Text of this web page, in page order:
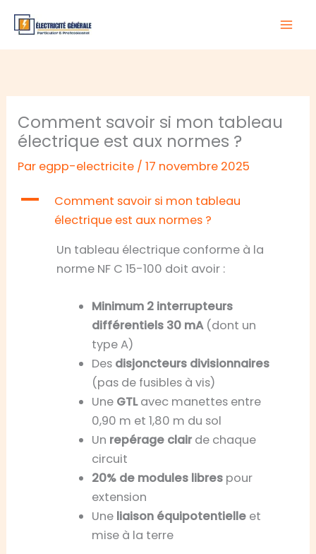
contenu
Comment savoir si mon tableau
électrique est aux normes ?
Par egpp-electricite /17 novembre 2025
A
Comment savoir si mon tableau
électrique est aux normes ?
Un tableau électrique conforme à la
norme NF C 15-100 doit avoir :
Minimum 2 interrupteurs
différentiels 30 mA(dont un
type A)
Des disjoncteurs divisionnaires
(pas de fusibles à vis)
Une GTLavec manettes entre
0,90 m et 1,80 m du sol
Un repérage clairde chaque
circuit
20% de modules librespour
extension
Une liaison équipotentielleet
mise à la terre